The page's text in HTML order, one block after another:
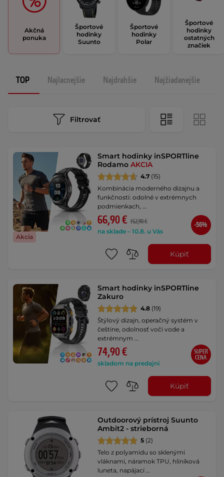
Akčná
ponuka
Športové
hodinky
Suunto
Športové
hodinky
Polar
Športové
hodinky
ostatných
značiek
TOP Najlacnejšie Najdrahšie Najžiadanejšie
Filtrovať
Akcia
Smart hodinky inSPORTline
RodamoAKCIA
4.7 (15)
Kombinácia moderného dizajnu a
funkčnosti: odolné v extrémnych
podmienkach, …
66,90 € 152,90 €
na sklade – 10.8. u Vás
-56%
Kúpiť
Smart hodinky inSPORTline
Zakuro
4.8 (19)
Štýlový dizajn, operačný systém v
češtine, odolnosť voči vode a
extrémnym …
74,90 €
skladom na predajni
SUPER
CENA
Kúpiť
Outdoorový prístroj Suunto
Ambit2 - strieborná
5 (2)
Telo z polyamidu so sklenými
vláknami, náramok TPU, hliníková
luneta, napájací …